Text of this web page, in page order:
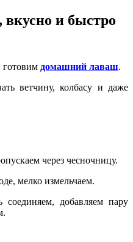
и быстро
готовим домашний лаваш.
ветчину, колбасу и даже
через чесночницу.
мелко измельчаем.
добавляем пару